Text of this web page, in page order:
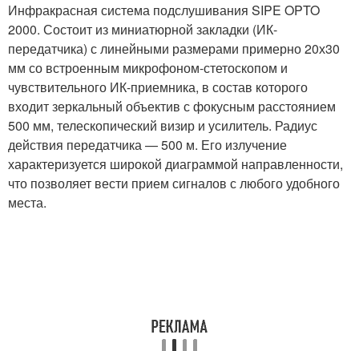
Инфракрасная система подслушивания SIPE OPTO
2000. Состоит из миниатюрной закладки (ИК-
передатчика) с линейными размерами примерно 20х30
мм со встроенным микрофоном-стетоскопом и
чувствительного ИК-приемника, в состав которого
входит зеркальный объектив с фокусным расстоянием
500 мм, телескопический визир и усилитель. Радиус
действия передатчика — 500 м. Его излучение
характеризуется широкой диаграммой направленности,
что позволяет вести прием сигналов с любого удобного
места.